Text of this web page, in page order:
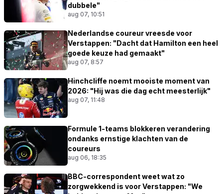
dubbele"
aug 07, 10:51
Nederlandse coureur vreesde voor
Verstappen: "Dacht dat Hamilton een heel
goede keuze had gemaakt"
aug 07, 8:57
Hinchcliffe noemt mooiste moment van
2026: "Hij was die dag echt meesterlijk"
aug 07, 11:48
Formule 1-teams blokkeren verandering
ondanks ernstige klachten van de
coureurs
aug 06, 18:35
BBC-correspondent weet wat zo
zorgwekkend is voor Verstappen: "We